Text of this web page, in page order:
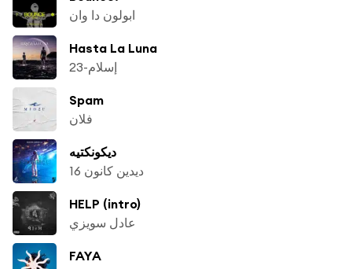
ابولون دا وان
Hasta La Luna
إسلام-23
Spam
فلان
ديكونكتيه
ديدين كانون 16
HELP (intro)
عادل سويزي
FAYA